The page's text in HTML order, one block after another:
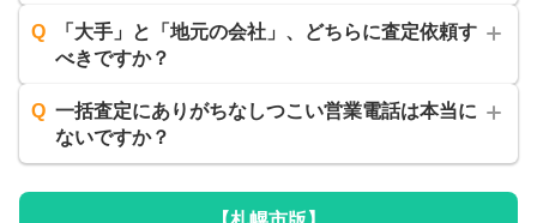
Q
「大手」と「地元の会社」、どちらに査定依頼す
べきですか？
Q 一括査定にありがちなしつこい営業電話は本当に
ないですか？